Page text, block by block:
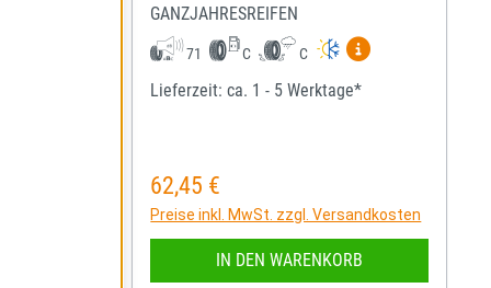
Mehr Informationen zum EU-Reifenlabel anzeigen
GANZJAHRESREIFEN
71 C C
Mehr
Lieferzeit: ca. 1 - 5 Werktage*
Regulärer Preis:
62,45 €
Preise inkl. MwSt. zzgl. Versandkosten
IN DEN WARENKORB